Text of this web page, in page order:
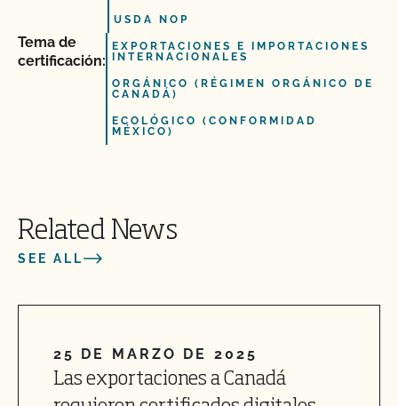
USDA NOP
Tema de
certificación:
EXPORTACIONES E IMPORTACIONES
INTERNACIONALES
ORGÁNICO (RÉGIMEN ORGÁNICO DE
CANADÁ)
ECOLÓGICO (CONFORMIDAD
MÉXICO)
Related News
SEE ALL
25 DE MARZO DE 2025
Las exportaciones a Canadá